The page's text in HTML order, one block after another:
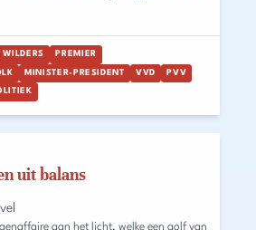
WILDERS PREMIER
MINISTER-PRESIDENT VVD PVV
uit balans
aan het licht, welke een golf van